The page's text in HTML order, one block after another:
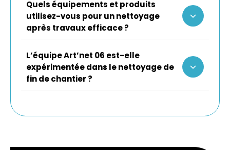
Quels équipements et produits
utilisez-vous pour un nettoyage
après travaux efficace ?
L’équipe Art’net 06 est-elle
expérimentée dans le nettoyage de
fin de chantier ?